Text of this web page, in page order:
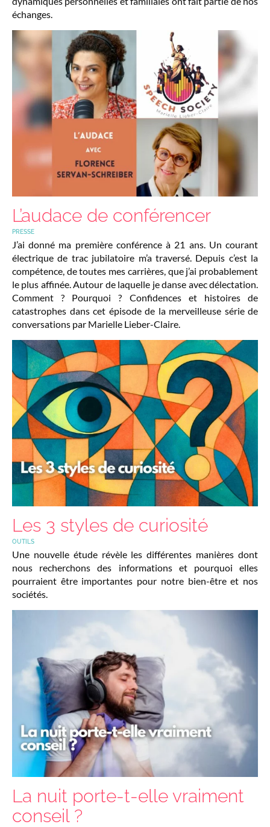
échanges.
L’audace de conférencer
PRESSE
J’ai donné ma première conférence à 21 ans. Un courant
électrique de trac jubilatoire m’a traversé. Depuis c’est la
compétence, de toutes mes carrières, que j’ai probablement
le plus affinée. Autour de laquelle je danse avec délectation.
Comment ? Pourquoi ? Confidences et histoires de
catastrophes dans cet épisode de la merveilleuse série de
conversations par Marielle Lieber-Claire.
Les 3 styles de curiosité
OUTILS
Une nouvelle étude révèle les différentes manières dont
nous recherchons des informations et pourquoi elles
pourraient être importantes pour notre bien-être et nos
sociétés.
La nuit porte-t-elle vraiment
conseil ?